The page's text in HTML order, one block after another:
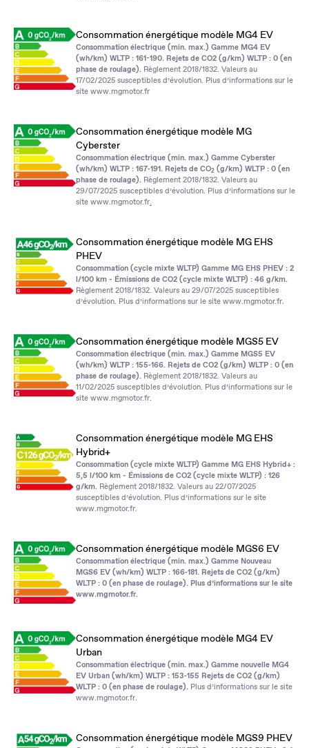
Consommation énergétique modèle MG4 EV
Consommation électrique (min. max.) Gamme MG4 EV
(wh/km) WLTP : 161-190. Rejets de CO2 (g/km) WLTP : 0 (en
phase de roulage). Règlement 2018/1832. Valeurs au
17/02/2025 susceptibles d’évolution. Plus d’informations sur le
site www.mgmotor.fr
Consommation énergétique modèle MG
Cyberster
Consommation électrique (min. max.) Gamme Cyberster
(wh/km) WLTP : 167‑191. Rejets de CO2 (g/km) WLTP : 0 (en
phase de roulage). Règlement 2018/1832. Valeurs au
29/07/2025 susceptibles d’évolution. Plus d’informations sur le
site www.mgmotor.fr
Consommation énergétique modèle MG EHS
PHEV
Consommation (cycle mixte WLTP) Gamme MG EHS PHEV : 2
l/100 km - Émissions de CO2 (cycle mixte WLTP) : 46 g/km.
Règlement 2018/1832. Valeurs au 29/07/2025 susceptibles
d’évolution. Plus d’informations sur le site www.mgmotor.fr
Consommation énergétique modèle MGS5 EV
Consommation électrique (min. max.) Gamme MGS5 EV
(wh/km) WLTP : 155‑166. Rejets de CO2 (g/km) WLTP : 0 (en
phase de roulage). Règlement 2018/1832. Valeurs au
11/02/2025 susceptibles d’évolution. Plus d’informations sur le
site www.mgmotor.fr
Consommation énergétique modèle MG EHS
Hybrid+
Consommation (cycle mixte WLTP) Gamme MG EHS Hybrid+ :
5,5 l/100 km - Émissions de CO2 (cycle mixte WLTP) : 126
g/km. Règlement 2018/1832. Valeurs au 22/07/2025
susceptibles d’évolution. Plus d’informations sur le site
www.mgmotor.fr
Consommation énergétique modèle MGS6 EV
Consommation électrique (min. max.) Gamme Nouveau
MGS6 EV (wh/km) WLTP : 166‑181. Rejets de CO2 (g/km)
WLTP : 0 (en phase de roulage). Plus d’informations sur le site
www.mgmotor.fr.
Consommation énergétique modèle MG4 EV
Urban
Consommation électrique (min. max.) Gamme nouvelle MG4
EV Urban (wh/km) WLTP : 153‑155 Rejets de CO2 (g/km)
WLTP : 0 (en phase de roulage). Plus d’informations sur le site
www.mgmotor.fr
Consommation énergétique modèle MGS9 PHEV